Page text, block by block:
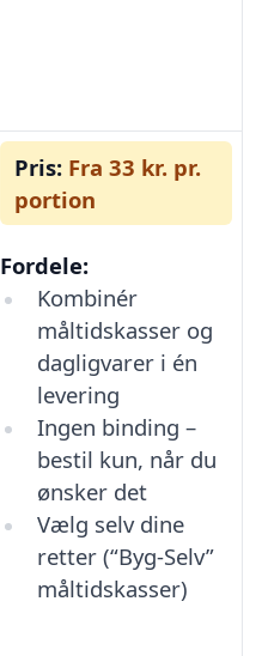
Pris: Fra 33 kr. pr.
portion
Fordele:
Kombinér
måltidskasser og
dagligvarer i én
levering
Ingen binding –
bestil kun, når du
ønsker det
Vælg selv dine
retter (“Byg-Selv”
måltidskasser)